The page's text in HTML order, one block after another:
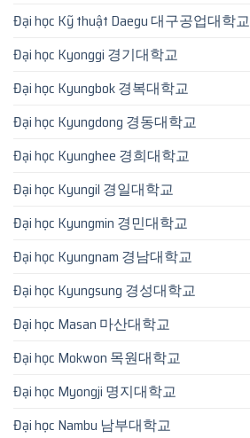
Đại học Kỹ thuật Daegu 대구공업대학교
Đại học Kyonggi 경기대학교
Đại học Kyungbok 경복대학교
Đại học Kyungdong 경동대학교
Đại học Kyunghee 경희대학교
Đại học Kyungil 경일대학교
Đại học Kyungmin 경민대학교
Đại học Kyungnam 경남대학교
Đại học Kyungsung 경성대학교
Đại học Masan 마산대학교
Đại học Mokwon 목원대학교
Đại học Myongji 명지대학교
Đại học Nambu 남부대학교